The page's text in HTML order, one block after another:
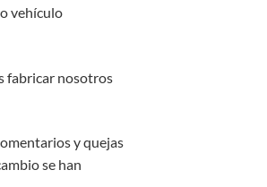
vehículo
fabricar nosotros
y quejas
se han